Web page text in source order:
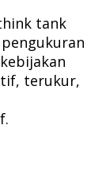
tank
terukur,